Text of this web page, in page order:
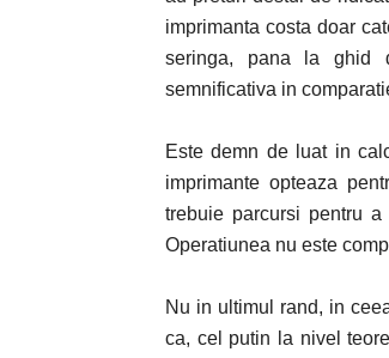
imprimanta costa doar
seringa, pana la ghid
semnificativa in
Este demn de luat in
imprimante opteaza
trebuie parcursi pentru
Operatiunea nu este
Nu in ultimul rand, in
ca, cel putin la nivel